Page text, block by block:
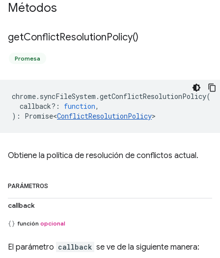
Métodos
getConflictResolutionPolicy()
Promesa
chrome. syncFileSystem .getConflictResolutionPolicy(
callback? : function,
) : Promise<ConflictResolutionPolicy>
Obtiene la política de resolución de conflictos actual.
PARÁMETROS
callback
función opcional
El parámetro callback se ve de la siguiente manera: